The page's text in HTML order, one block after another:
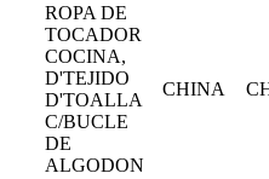
ROPA DE
TOCADOR
COCINA,
D'TEJIDO
D'TOALLA
C/BUCLE
DE
ALGODON
CHINA